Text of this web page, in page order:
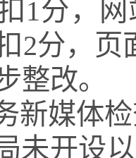
1分，
2分，页
整改。
新媒体
未开设